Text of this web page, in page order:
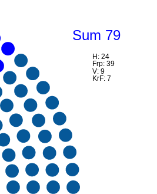
Sum 79
H: 24
Frp: 39
V: 9
KrF: 7